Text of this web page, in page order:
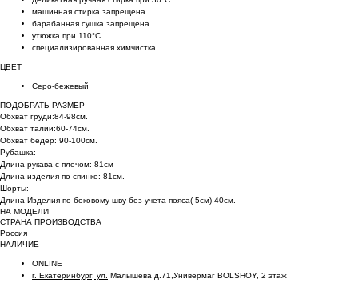
машинная стирка запрещена
барабанная сушка запрещена
утюжка при 110°C
специализированная химчистка
ЦВЕТ
Серо-бежевый
ПОДОБРАТЬ РАЗМЕР
Обхват груди:84-98см.
Обхват талии:60-74см.
Обхват бедер: 90-100см.
Рубашка:
Длина рукава с плечом: 81см
Длина изделия по спинке: 81см.
Шорты:
Длина Изделия по боковому шву без учета пояса( 5см) 40см.
НА МОДЕЛИ
СТРАНА ПРОИЗВОДСТВА
Россия
НАЛИЧИЕ
ONLINE
г. Екатеринбург, ул. Малышева д.71,Универмаг BOLSHOY, 2 этаж